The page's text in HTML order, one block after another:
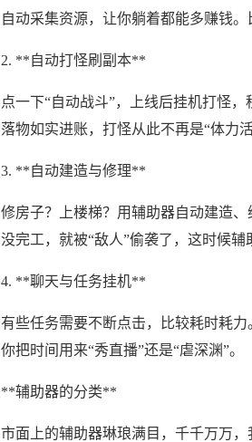
自动采集资源，让你躺着都能多赚钱
2. **自动打怪刷副本**
点一下“自动战斗”，上线后挂机打怪
落物如实进账，打怪从此不再是“体力活
3. **自动建造与修理**
修房子？上楼梯？用辅助器自动建造
没完工，就被“敌人”偷袭了，这时候辅
4. **聊天与任务挂机**
有些任务需要不断点击，比较耗时耗
你把时间用来“秀直播”还是“虐深渊”。
**辅助器的分类**
市面上的辅助器琳琅满目，千千万万，